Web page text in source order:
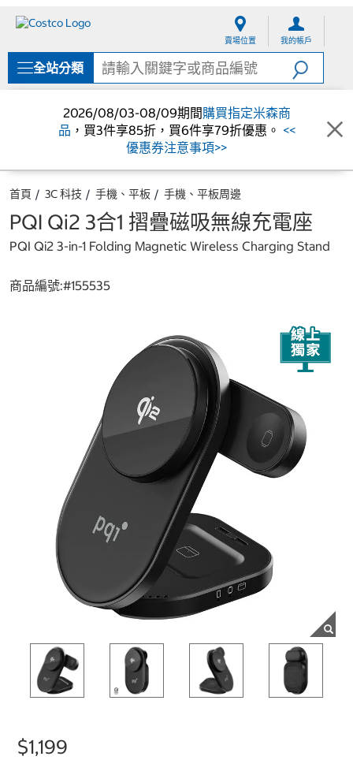
單
賣場位置 我的帳戶
全站分類
2026/08/03-08/09期間購買指定米森商
品 ，買3件享85折，買6件享79折優惠。 <<
優惠券注意事項>>
首頁 3C 科技 手機、平板 手機、平板周邊
PQI Qi2 3合1 摺疊磁吸無線充電座
PQI Qi2 3-in-1 Folding Magnetic Wireless Charging Stand
商品編號:#155535
$1,199